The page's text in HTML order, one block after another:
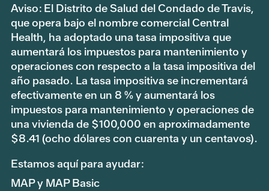
Aviso: El Distrito de Salud del Condado de Travis,
que opera bajo el nombre comercial Central
Health, ha adoptado una tasa impositiva que
aumentará los impuestos para mantenimiento y
operaciones con respecto a la tasa impositiva del
año pasado. La tasa impositiva se incrementará
efectivamente en un 8 % y aumentará los
impuestos para mantenimiento y operaciones de
una vivienda de $100,000 en aproximadamente
$8.41 (ocho dólares con cuarenta y un centavos).
Estamos aquí para ayudar:
MAP y MAP Basic